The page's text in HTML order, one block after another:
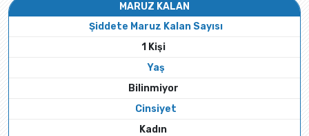
MARUZ KALAN
Şiddete Maruz Kalan Sayısı
1 Kişi
Yaş
Bilinmiyor
Cinsiyet
Kadın